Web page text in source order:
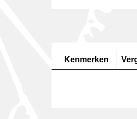
Kenmerken